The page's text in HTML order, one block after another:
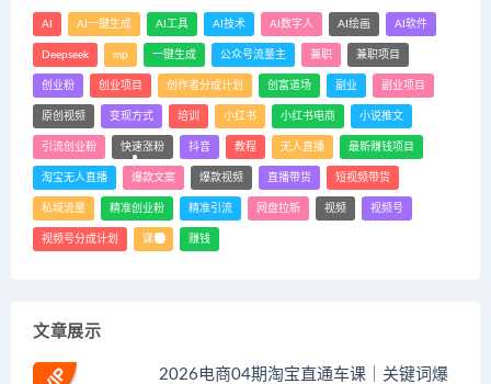
AI AI一键生成 AI工具 AI技术 AI数字人 AI绘画 AI软件
Deepseek mp 一键生成 公众号流量主 兼职 兼职项目
创业粉 创业项目 创作者分成计划 创富道场 副业 副业项目
原创视频 变现方式 培训 小红书 小红书电商 小说推文
引流创业粉 快速涨粉 抖音 教程 无人直播 最新赚钱项目
淘宝无人直播 爆款文案 爆款视频 直播带货 短视频带货
私域流量 精准创业粉 精准引流 网盘拉新 视频 视频号
视频号分成计划 课程 赚钱
文章展示
2026电商04期淘宝直通车课｜关键词爆